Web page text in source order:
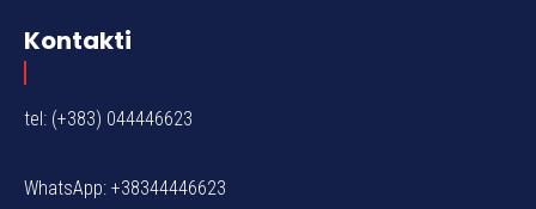
Kontakti
tel: (+383) 044446623
WhatsApp: +38344446623